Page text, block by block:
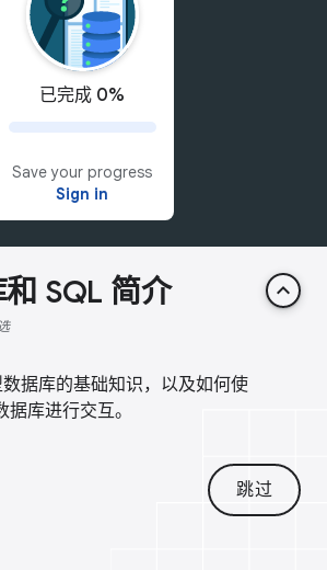
已完成 0%
Save your progress
Sign in
SQL 简介 keyboard_arrow_up
据库的基础知识，以及如何使
据库进行交互。
跳过